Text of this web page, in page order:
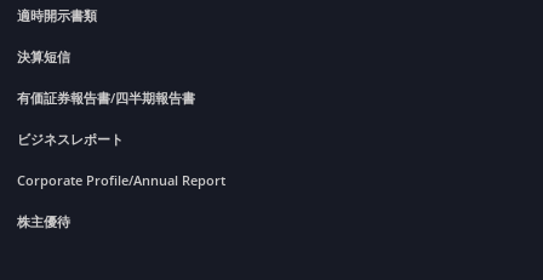
適時開示書類
決算短信
有価証券報告書/四半期報告書
ビジネスレポート
Corporate Profile/Annual Report
株主優待